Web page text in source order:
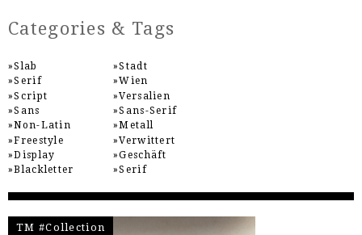
Categories & Tags
Slab
Serif
Script
Sans
Non-Latin
Freestyle
Display
Blackletter
Stadt
Wien
Versalien
Sans-Serif
Metall
Verwittert
Geschäft
Serif
TM #Collection